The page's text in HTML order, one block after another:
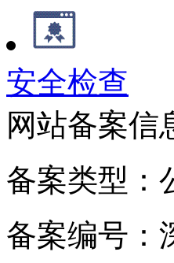
安全检查
网站备案信
备案类型：
备案编号：